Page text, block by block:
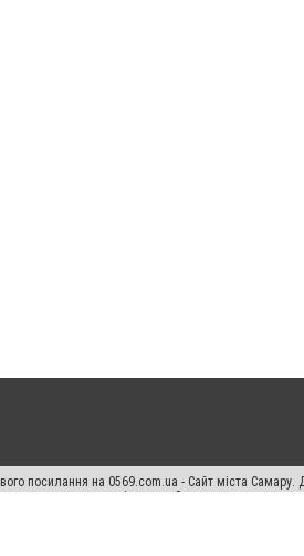
посилання на 0569.com.ua - Сайт міста
прав переслідується Законом.